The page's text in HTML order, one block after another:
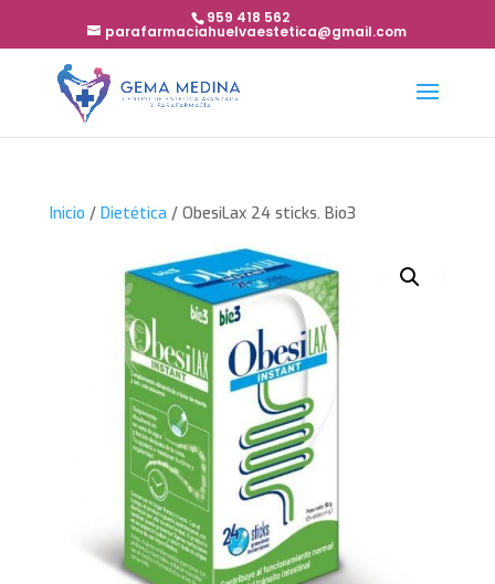
959 418 562
parafarmaciahuelvaestetica@gmail.com
Inicio / Dietética / ObesiLax 24 sticks. Bio3